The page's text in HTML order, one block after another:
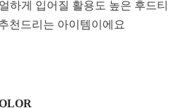
하게 입어질 활용도 높은 후드티
천드리는 아이템이에요